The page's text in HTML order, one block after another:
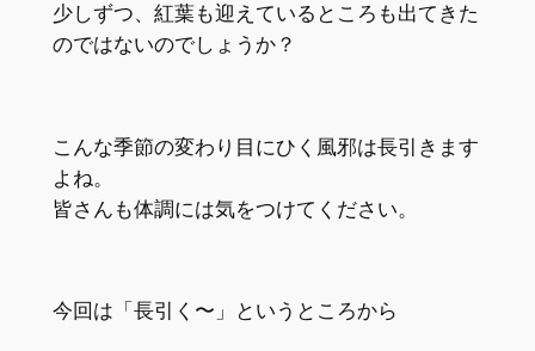
少しずつ、紅葉も迎えているところも出てきた
のではないのでしょうか？
こんな季節の変わり目にひく風邪は長引きます
よね。
皆さんも体調には気をつけてください。
今回は「長引く〜」というところから